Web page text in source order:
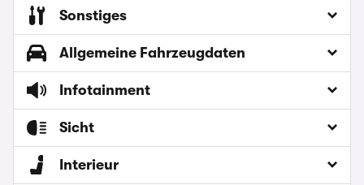
Sonstiges
Allgemeine Fahrzeugdaten
Infotainment
Sicht
Interieur